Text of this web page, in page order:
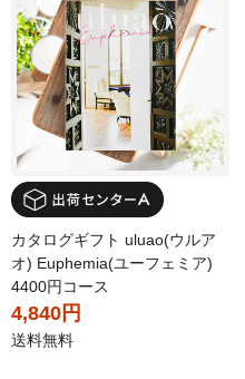
カタログギフト uluao(ウルア
オ) Euphemia(ユーフェミア)
4400円コース
4,840円
送料無料